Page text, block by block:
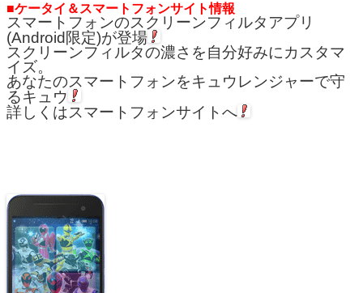
■ケータイ＆スマートフォンサイト情報
スマートフォンのスクリーンフィルタアプリ
(Android限定)が登場
スクリーンフィルタの濃さを自分好みにカスタマ
イズ。
あなたのスマートフォンをキュウレンジャーで守
るキュウ
詳しくはスマートフォンサイトへ